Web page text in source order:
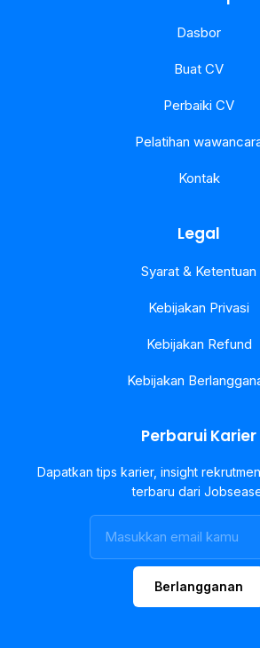
Dasbor
Buat CV
Perbaiki CV
Pelatihan
Kontak
Legal
Syarat & Ketentuan
Kebijakan Privasi
Kebijakan Refund
Kebijakan
Perbarui Karier
Dapatkan tips karier, insight
terbaru dari
Berlangganan